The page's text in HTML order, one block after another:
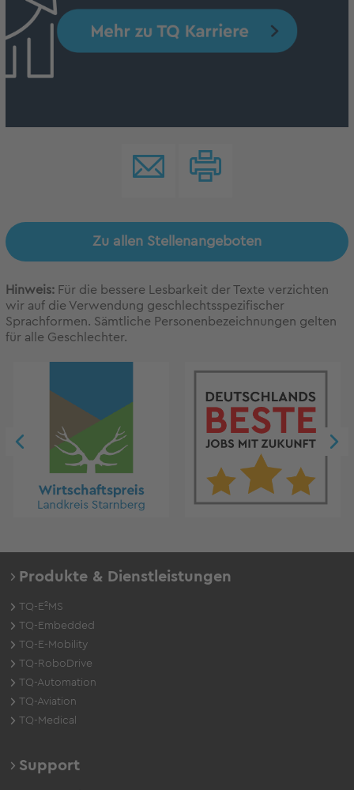
Zu allen Stellenangeboten
Hinweis: Für die bessere Lesbarkeit der Texte verzichten
wir auf die Verwendung geschlechtsspezifischer
Sprachformen. Sämtliche Personenbezeichnungen gelten
für alle Geschlechter.
Produkte & Dienstleistungen
TQ-E²MS
TQ-Embedded
TQ-E-Mobility
TQ-RoboDrive
TQ-Automation
TQ-Aviation
TQ-Medical
Support